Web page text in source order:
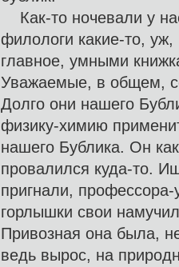
Как-то ночевали у
филологи какие-то,
главное, умными
Уважаемые, в общем,
Долго они нашего
физику-химию
нашего Бублика. Он
провалился куда-то.
пригнали,
горлышки свои
Привозная она была,
ведь вырос, на